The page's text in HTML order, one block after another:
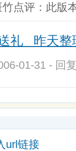
竹点评：此版
礼 昨天整
01-31 - 回
url链接